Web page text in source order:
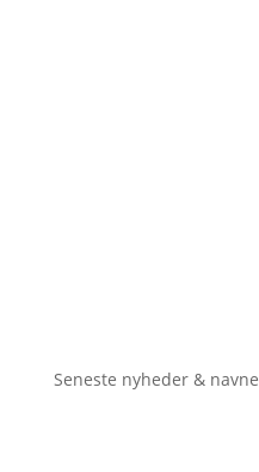
Seneste nyheder & navne